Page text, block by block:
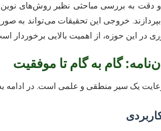
و دقت به بررسی مباحثی نظیر روش‌های
خروجی این تحقیقات می‌تواند به
در این حوزه، از اهمیت بالایی برخوردار
گام به گام تا موفقیت
یک سیر منطقی و علمی است. در ادامه